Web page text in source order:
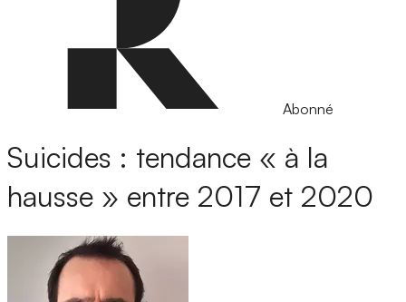
Abonné
Suicides : tendance « à la
hausse » entre 2017 et 2020